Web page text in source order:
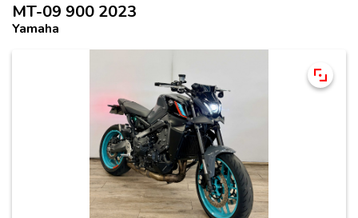
MT-09 900 2023
Yamaha